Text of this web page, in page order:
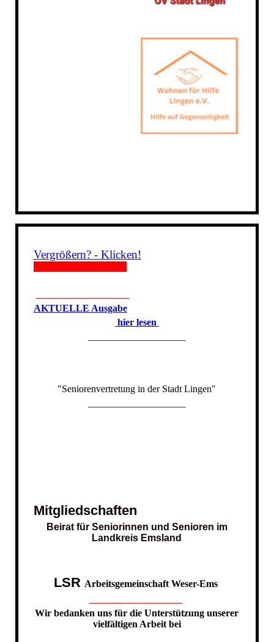
Vergrößern? - Klicken!
AKTUELLE Ausgabe
hier lesen
"Seniorenvertretung in der Stadt Lingen"
Mitgliedschaften
Beirat für Seniorinnen und Senioren im
Landkreis Emsland
LSR Arbeitsgemeinschaft Weser-Ems
Wir bedanken uns für die Unterstützung unserer
vielfältigen Arbeit bei